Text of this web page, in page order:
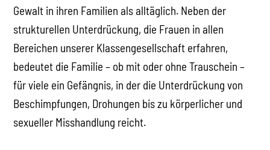
Gewalt in ihren Familien als alltäglich. Neben der
strukturellen Unterdrückung, die Frauen in allen
Bereichen unserer Klassengesellschaft erfahren,
bedeutet die Familie – ob mit oder ohne Trauschein –
für viele ein Gefängnis, in der die Unterdrückung von
Beschimpfungen, Drohungen bis zu körperlicher und
sexueller Misshandlung reicht.